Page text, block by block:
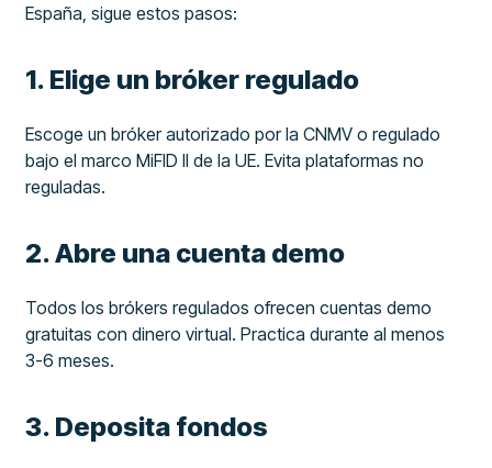
España, sigue estos pasos:
1. Elige un bróker regulado
Escoge un bróker autorizado por la CNMV o regulado
bajo el marco MiFID II de la UE. Evita plataformas no
reguladas.
2. Abre una cuenta demo
Todos los brókers regulados ofrecen cuentas demo
gratuitas con dinero virtual. Practica durante al menos
3-6 meses.
3. Deposita fondos